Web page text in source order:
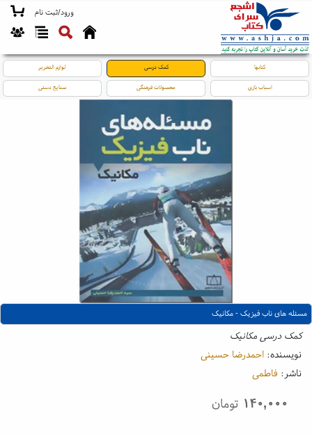
ورود/ثبت نام
کتابها کمک درسی لوازم التحریر
اسباب بازی محصولات فرهنگی صنایع دستی
مسئله های ناب فیزیک - مکانیک
کمک درسی مکانیک
نویسنده: احمدرضا حسینی
ناشر: فاطمی
۱۴۰,۰۰۰ تومان